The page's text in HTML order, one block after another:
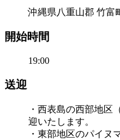
沖縄県八重山郡 竹富
開始時間
19:00
送迎
・西表島の西部地区
迎いたします。
・東部地区のパイヌ